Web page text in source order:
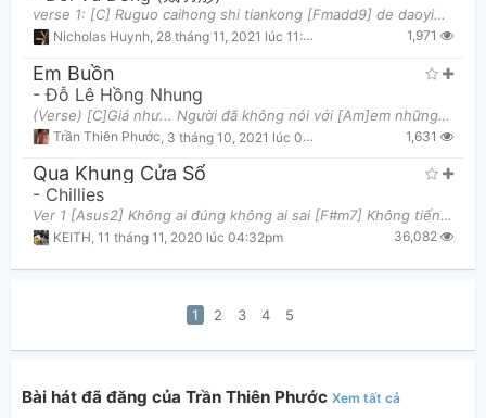
verse 1: [C] Ruguo caihong shi tiankong [Fmadd9] de daoying [C] ni de xiao shi yuguo tian [Fmadd9]
Nicholas Huynh, 28 tháng 11, 2021 lúc 11:21am 1,971
Em Buồn
-Đỗ Lê Hồng Nhung
(Verse) [C]Giá như... Người đã không nói với [Am]em những điều [F]Khiến tim này trót đôi lần hóa
Trần Thiên Phước 3 tháng 10, 2021 lúc 03:59am 1,631
Qua Khung Cửa Sổ
- Chillies
Ver 1 [Asus2] Không ai đúng không ai sai [F#m7] Không tiếng khóc trên mi ai [Bm7] Không những thứ
KEITH 11 tháng 11, 2020 lúc 04:32pm 36,082
1 2 3 4 5
Bài hát đã đăng của Trần Thiên Phước Xem tất cả